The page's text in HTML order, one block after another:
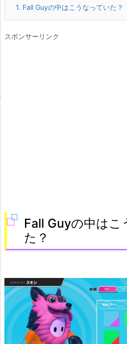
1. Fall Guyの中はこうなっていた？
スポンサーリンク
Fall Guyの中はこ
た？